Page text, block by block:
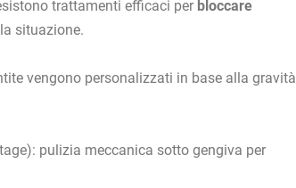
trattamenti efficaci per bloccare
situazione.
vengono personalizzati in base alla gravità
pulizia meccanica sotto gengiva per